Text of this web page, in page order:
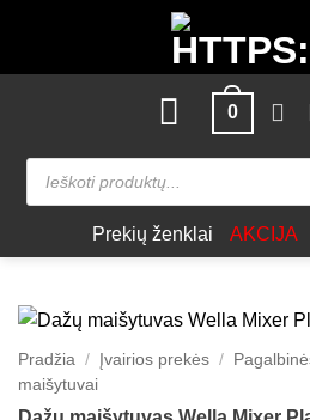
content
0
Products
search
Prekių ženklai AKCIJA
Pradžia / Įvairios prekės /
maišytuvai